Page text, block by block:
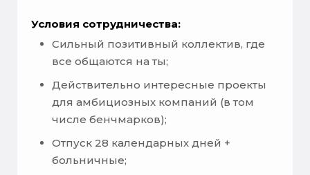
Условия сотрудничества:
Сильный позитивный коллектив, где
все общаются на ты;
Действительно интересные проекты
для амбициозных компаний (в том
числе бенчмарков);
Отпуск 28 календарных дней +
больничные;